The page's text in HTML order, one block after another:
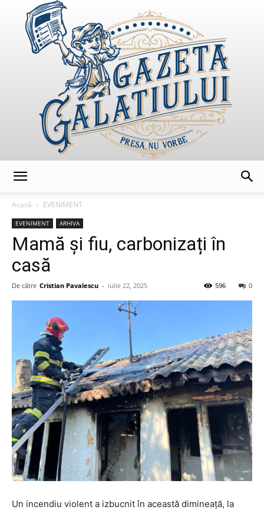
Acasă
EVENIMENT
EVENIMENT ARHIVA
Mamă și fiu, carbonizați în
casă
De către Cristian Pavalescu - iulie 22, 2025 0
596
Un incendiu violent a izbucnit în această dimineață, la